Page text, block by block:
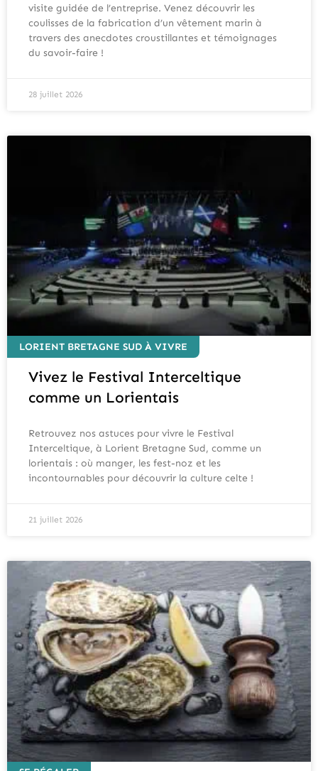
visite guidée de l’entreprise. Venez découvrir les
coulisses de la fabrication d’un vêtement marin à
travers des anecdotes croustillantes et témoignages
du savoir-faire !
28 juillet 2026
LORIENT BRETAGNE SUD À VIVRE
Vivez le Festival Interceltique
comme un Lorientais
Retrouvez nos astuces pour vivre le Festival
Interceltique, à Lorient Bretagne Sud, comme un
lorientais : où manger, les fest-noz et les
incontournables pour découvrir la culture celte !
21 juillet 2026